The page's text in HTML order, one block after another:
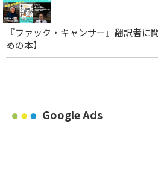
『ファック・キャンサー』翻訳者に
めの本】
Google Ads